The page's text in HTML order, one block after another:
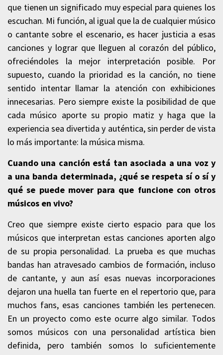
que tienen un significado muy especial para quienes los
escuchan. Mi función, al igual que la de cualquier músico
o cantante sobre el escenario, es hacer justicia a esas
canciones y lograr que lleguen al corazón del público,
ofreciéndoles la mejor interpretación posible. Por
supuesto, cuando la prioridad es la canción, no tiene
sentido intentar llamar la atención con exhibiciones
innecesarias. Pero siempre existe la posibilidad de que
cada músico aporte su propio matiz y haga que la
experiencia sea divertida y auténtica, sin perder de vista
lo más importante: la música misma.
Cuando una canción está tan asociada a una voz y
a una banda determinada, ¿qué se respeta sí o sí y
qué se puede mover para que funcione con otros
músicos en vivo?
Creo que siempre existe cierto espacio para que los
músicos que interpretan estas canciones aporten algo
de su propia personalidad. La prueba es que muchas
bandas han atravesado cambios de formación, incluso
de cantante, y aun así esas nuevas incorporaciones
dejaron una huella tan fuerte en el repertorio que, para
muchos fans, esas canciones también les pertenecen.
En un proyecto como este ocurre algo similar. Todos
somos músicos con una personalidad artística bien
definida, pero también somos lo suficientemente